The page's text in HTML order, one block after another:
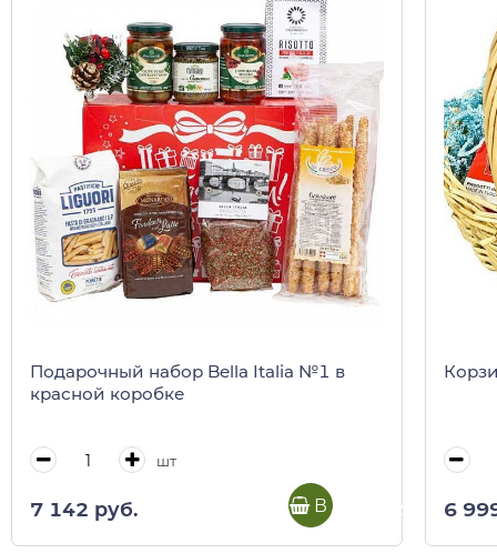
Подарочный набор Bella Italia №1 в
красной коробке
шт
7 142 руб. В корзину 6